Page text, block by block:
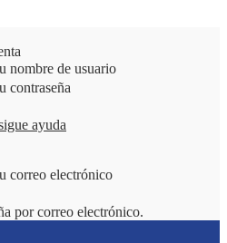
nombre de usuario
contraseña
ayuda
correo electrónico
por correo electrónico.